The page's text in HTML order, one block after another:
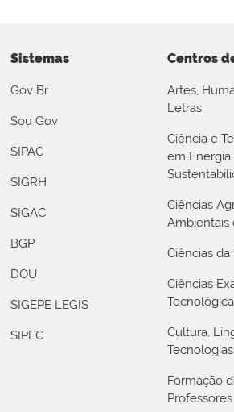
Sistemas
Gov Br
Sou Gov
SIPAC
SIGRH
SIGAC
BGP
DOU
SIGEPE LEGIS
SIPEC
Centros
Artes,
Letras
Ciência e
em Energia
Ciências
Ambientais
Ciências da
Ciências
Cultura,
Formação
Professores